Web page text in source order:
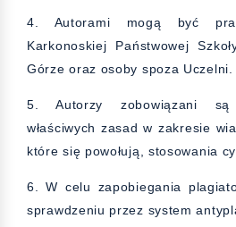
4. Autorami mogą być
Karkonoskiej Państwowej
Górze oraz osoby spoza Uczelni.
5. Autorzy zobowiązani są
właściwych zasad w zakresie
które się powołują, stosowania
6. W celu zapobiegania
sprawdzeniu przez system